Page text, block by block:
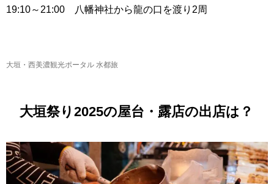
19:10～21:00 八幡神社から龍の口を渡り2周
大垣・西美濃観光ポータル 水都旅
大垣祭り2025の屋台・露店の出店は？